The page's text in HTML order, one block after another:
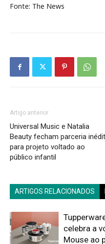
Fonte: The News
Artigo anterior
Universal Music e Natalia
Beauty fecham parceria
para projeto voltado ao
público infantil
ARTIGOS RELACIONADOS
celebra a
Mouse ao